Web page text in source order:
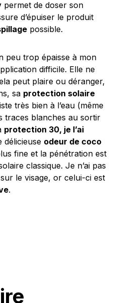
permet de doser son
d’épuiser le produit
possible.
peu trop épaisse à mon
difficile. Elle ne
peut plaire ou déranger,
sa protection solaire
très bien à l’eau (même
traces blanches au sortir
protection 30, je l’ai
délicieuse odeur de coco
fine et la pénétration est
classique. Je n’ai pas
le visage, or celui-ci est
.